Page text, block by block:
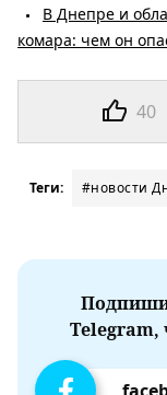
40
В Днепре и
комара: чем он
Теги: #новости
Telegram,